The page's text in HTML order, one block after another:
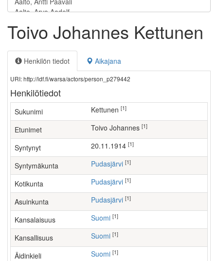
Toivo Johannes Kettunen
Henkilön tiedot Aikajana
URI: http://ldf.fi/warsa/actors/person_p279442
Henkilötiedot
Sukunimi Kettunen [1]
Etunimet Toivo Johannes [1]
Syntynyt 20.11.1914 [1]
Syntymäkunta Pudasjärvi [1]
Kotikunta Pudasjärvi [1]
Asuinkunta Pudasjärvi [1]
Kansalaisuus Suomi [1]
Kansallisuus Suomi [1]
Äidinkieli Suomi [1]